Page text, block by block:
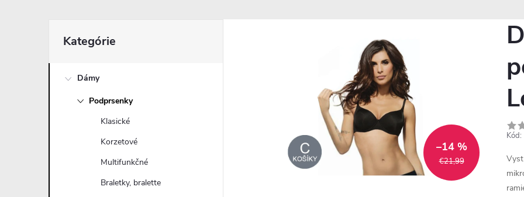
o
kategórie
Kategórie
Dámy
Podprsenky
Klasické
Korzetové
Multifunkčné
Braletky, bralette
€21,99
–14 %
Kód: